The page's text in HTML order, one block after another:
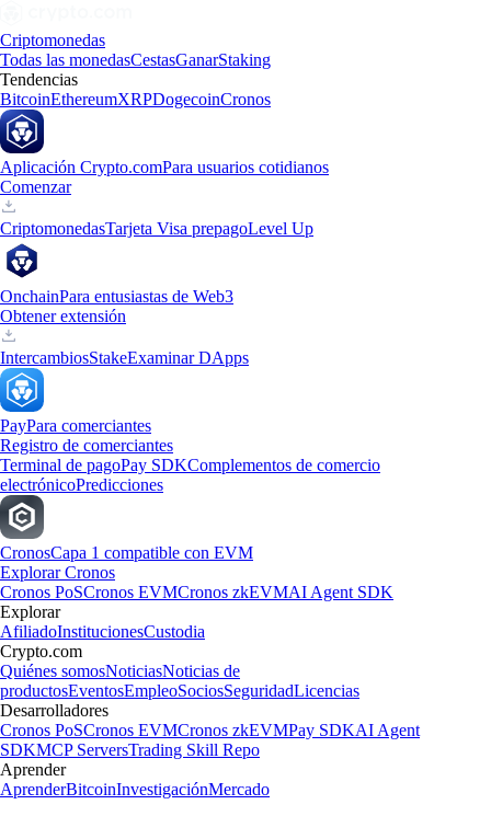
Criptomonedas
Todas las monedasCestasGanarStaking
Tendencias
BitcoinEthereumXRPDogecoinCronos
Aplicación Crypto.comPara usuarios cotidianos
Comenzar
CriptomonedasTarjeta Visa prepagoLevel Up
OnchainPara entusiastas de Web3
Obtener extensión
IntercambiosStakeExaminar DApps
PayPara comerciantes
Registro de comerciantes
Terminal de pagoPay SDKComplementos de comercio
electrónicoPredicciones
CronosCapa 1 compatible con EVM
Explorar Cronos
Cronos PoSCronos EVMCronos zkEVMAI Agent SDK
Explorar
AfiliadoInstitucionesCustodia
Crypto.com
Quiénes somosNoticiasNoticias de
productosEventosEmpleoSociosSeguridadLicencias
Desarrolladores
Cronos PoSCronos EVMCronos zkEVMPay SDKAI Agent
SDKMCP ServersTrading Skill Repo
Aprender
AprenderBitcoinInvestigaciónMercado